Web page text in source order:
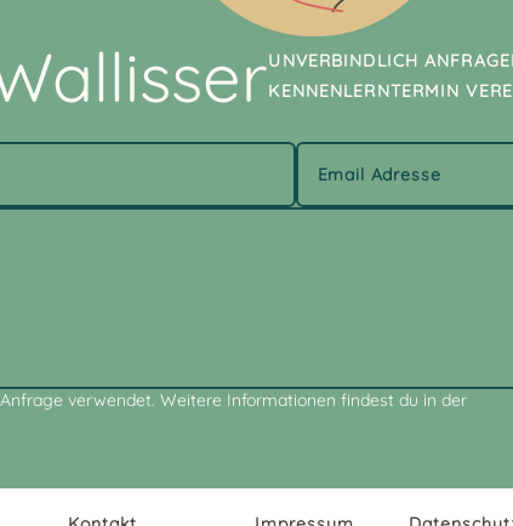
UNVERBINDLICH
KENNENLERNTERMIN
verwendet. Weitere Informationen findest du in der